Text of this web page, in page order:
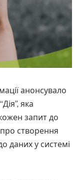
анонсувало
яка
запит до
про створення
даних у системі